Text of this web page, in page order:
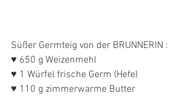
Süßer Germteig von der BRUNNERIN :
♥ 650 g Weizenmehl
♥ 1 Würfel frische Germ (Hefe)
♥ 110 g zimmerwarme Butter